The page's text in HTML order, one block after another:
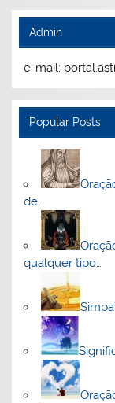
Admin
e-mail:
Popular Posts
de…
qualquer tipo…